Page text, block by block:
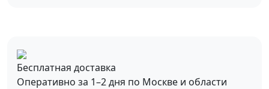
Бесплатная доставка
Оперативно за 1–2 дня по Москве и области